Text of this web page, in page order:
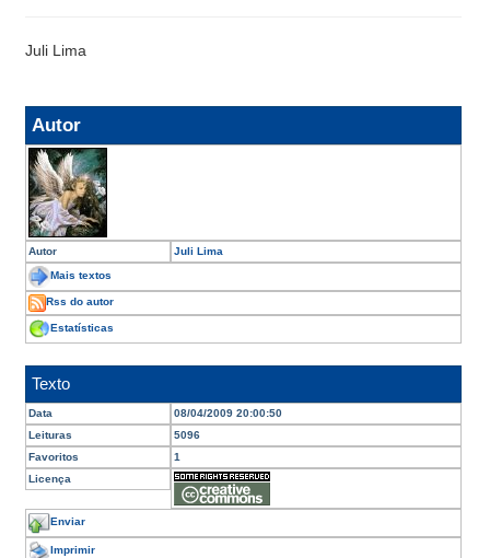
Juli Lima
Autor
Autor Juli Lima
Mais textos
Rss do autor
Estatísticas
Texto
Data
08/04/2009 20:00:50
Leituras
5096
Favoritos
1
Licença
Enviar
Imprimir